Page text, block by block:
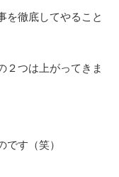
を徹底してやること
２つは上がってきま
す（笑）